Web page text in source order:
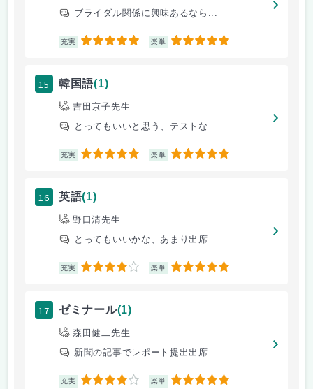
ブライダル関係に興味あるなら...
充実 5 楽単 5
15 韓国語(1)
吉田京子先生
とってもいいと思う、テストな...
充実 5 楽単 5
16 英語(1)
野口清先生
とってもいいかな、あまり出席...
充実 4 楽単 5
17 ゼミナール(1)
森田健二先生
新聞の記事でレポート提出出席...
充実 4 楽単 5